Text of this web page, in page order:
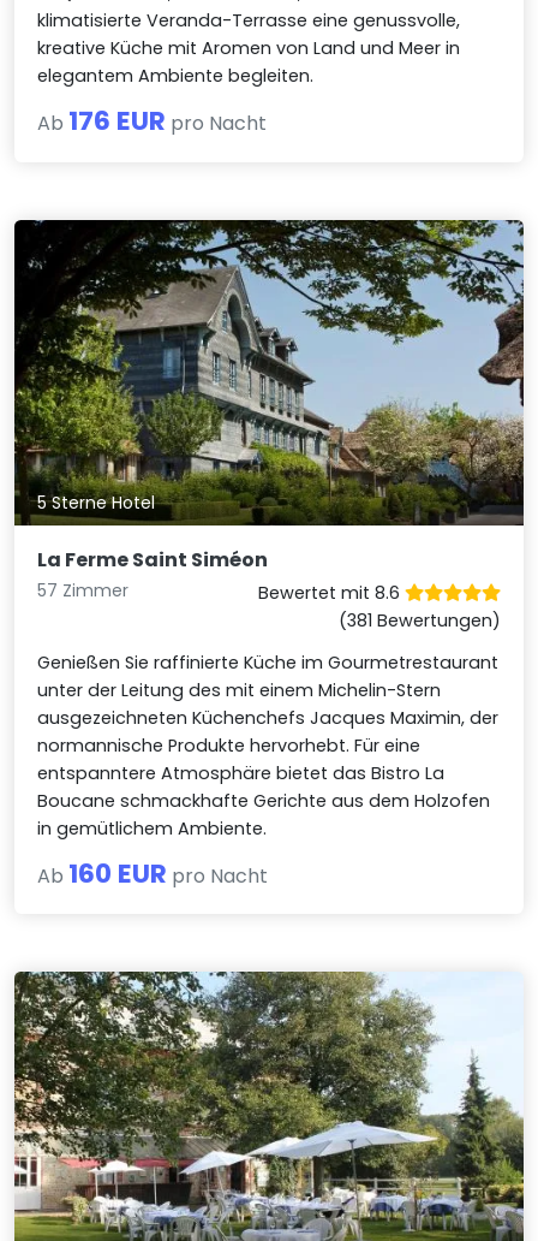
klimatisierte Veranda-Terrasse eine genussvolle,
kreative Küche mit Aromen von Land und Meer in
elegantem Ambiente begleiten.
Ab 176 EUR pro Nacht
5 Sterne Hotel
La Ferme Saint Siméon
57 Zimmer
Bewertet mit 8.6
(381 Bewertungen)
Genießen Sie raffinierte Küche im Gourmetrestaurant
unter der Leitung des mit einem Michelin-Stern
ausgezeichneten Küchenchefs Jacques Maximin, der
normannische Produkte hervorhebt. Für eine
entspanntere Atmosphäre bietet das Bistro La
Boucane schmackhafte Gerichte aus dem Holzofen
in gemütlichem Ambiente.
Ab 160 EUR pro Nacht